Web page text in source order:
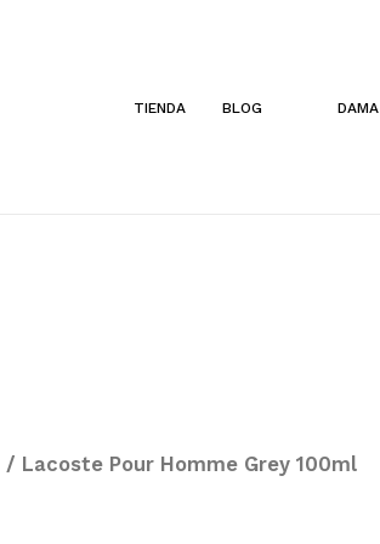
TIENDA BLOG DAMA
/ Lacoste Pour Homme Grey 100ml